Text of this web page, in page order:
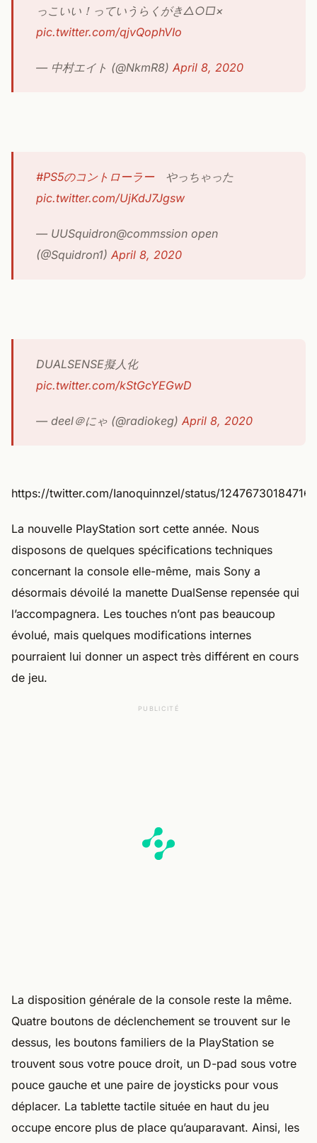
っこいい！っていうらくがき△○□×
pic.twitter.com/qjvQophVIo
— 中村エイト (@NkmR8) April 8, 2020
#PS5のコントローラーやっちゃった
pic.twitter.com/UjKdJ7Jgsw
— UUSquidron@commssion open
(@Squidron1) April 8, 2020
DUALSENSE擬人化
pic.twitter.com/kStGcYEGwD
— deel＠にゃ (@radiokeg) April 8, 2020
https://twitter.com/Ianoquinnzel/status/
La nouvelle PlayStation sort cette année. Nous
disposons de quelques spécifications techniques
concernant la console elle-même, mais Sony a
désormais dévoilé la manette DualSense repensée qui
l’accompagnera. Les touches n’ont pas beaucoup
évolué, mais quelques modifications internes
pourraient lui donner un aspect très différent en cours
de jeu.
PUBLICITÉ
La disposition générale de la console reste la même.
Quatre boutons de déclenchement se trouvent sur le
dessus, les boutons familiers de la PlayStation se
trouvent sous votre pouce droit, un D-pad sous votre
pouce gauche et une paire de joysticks pour vous
déplacer. La tablette tactile située en haut du jeu
occupe encore plus de place qu’auparavant. Ainsi, les